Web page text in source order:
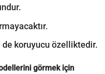
de koruyucu özelliktedir.
görmek için